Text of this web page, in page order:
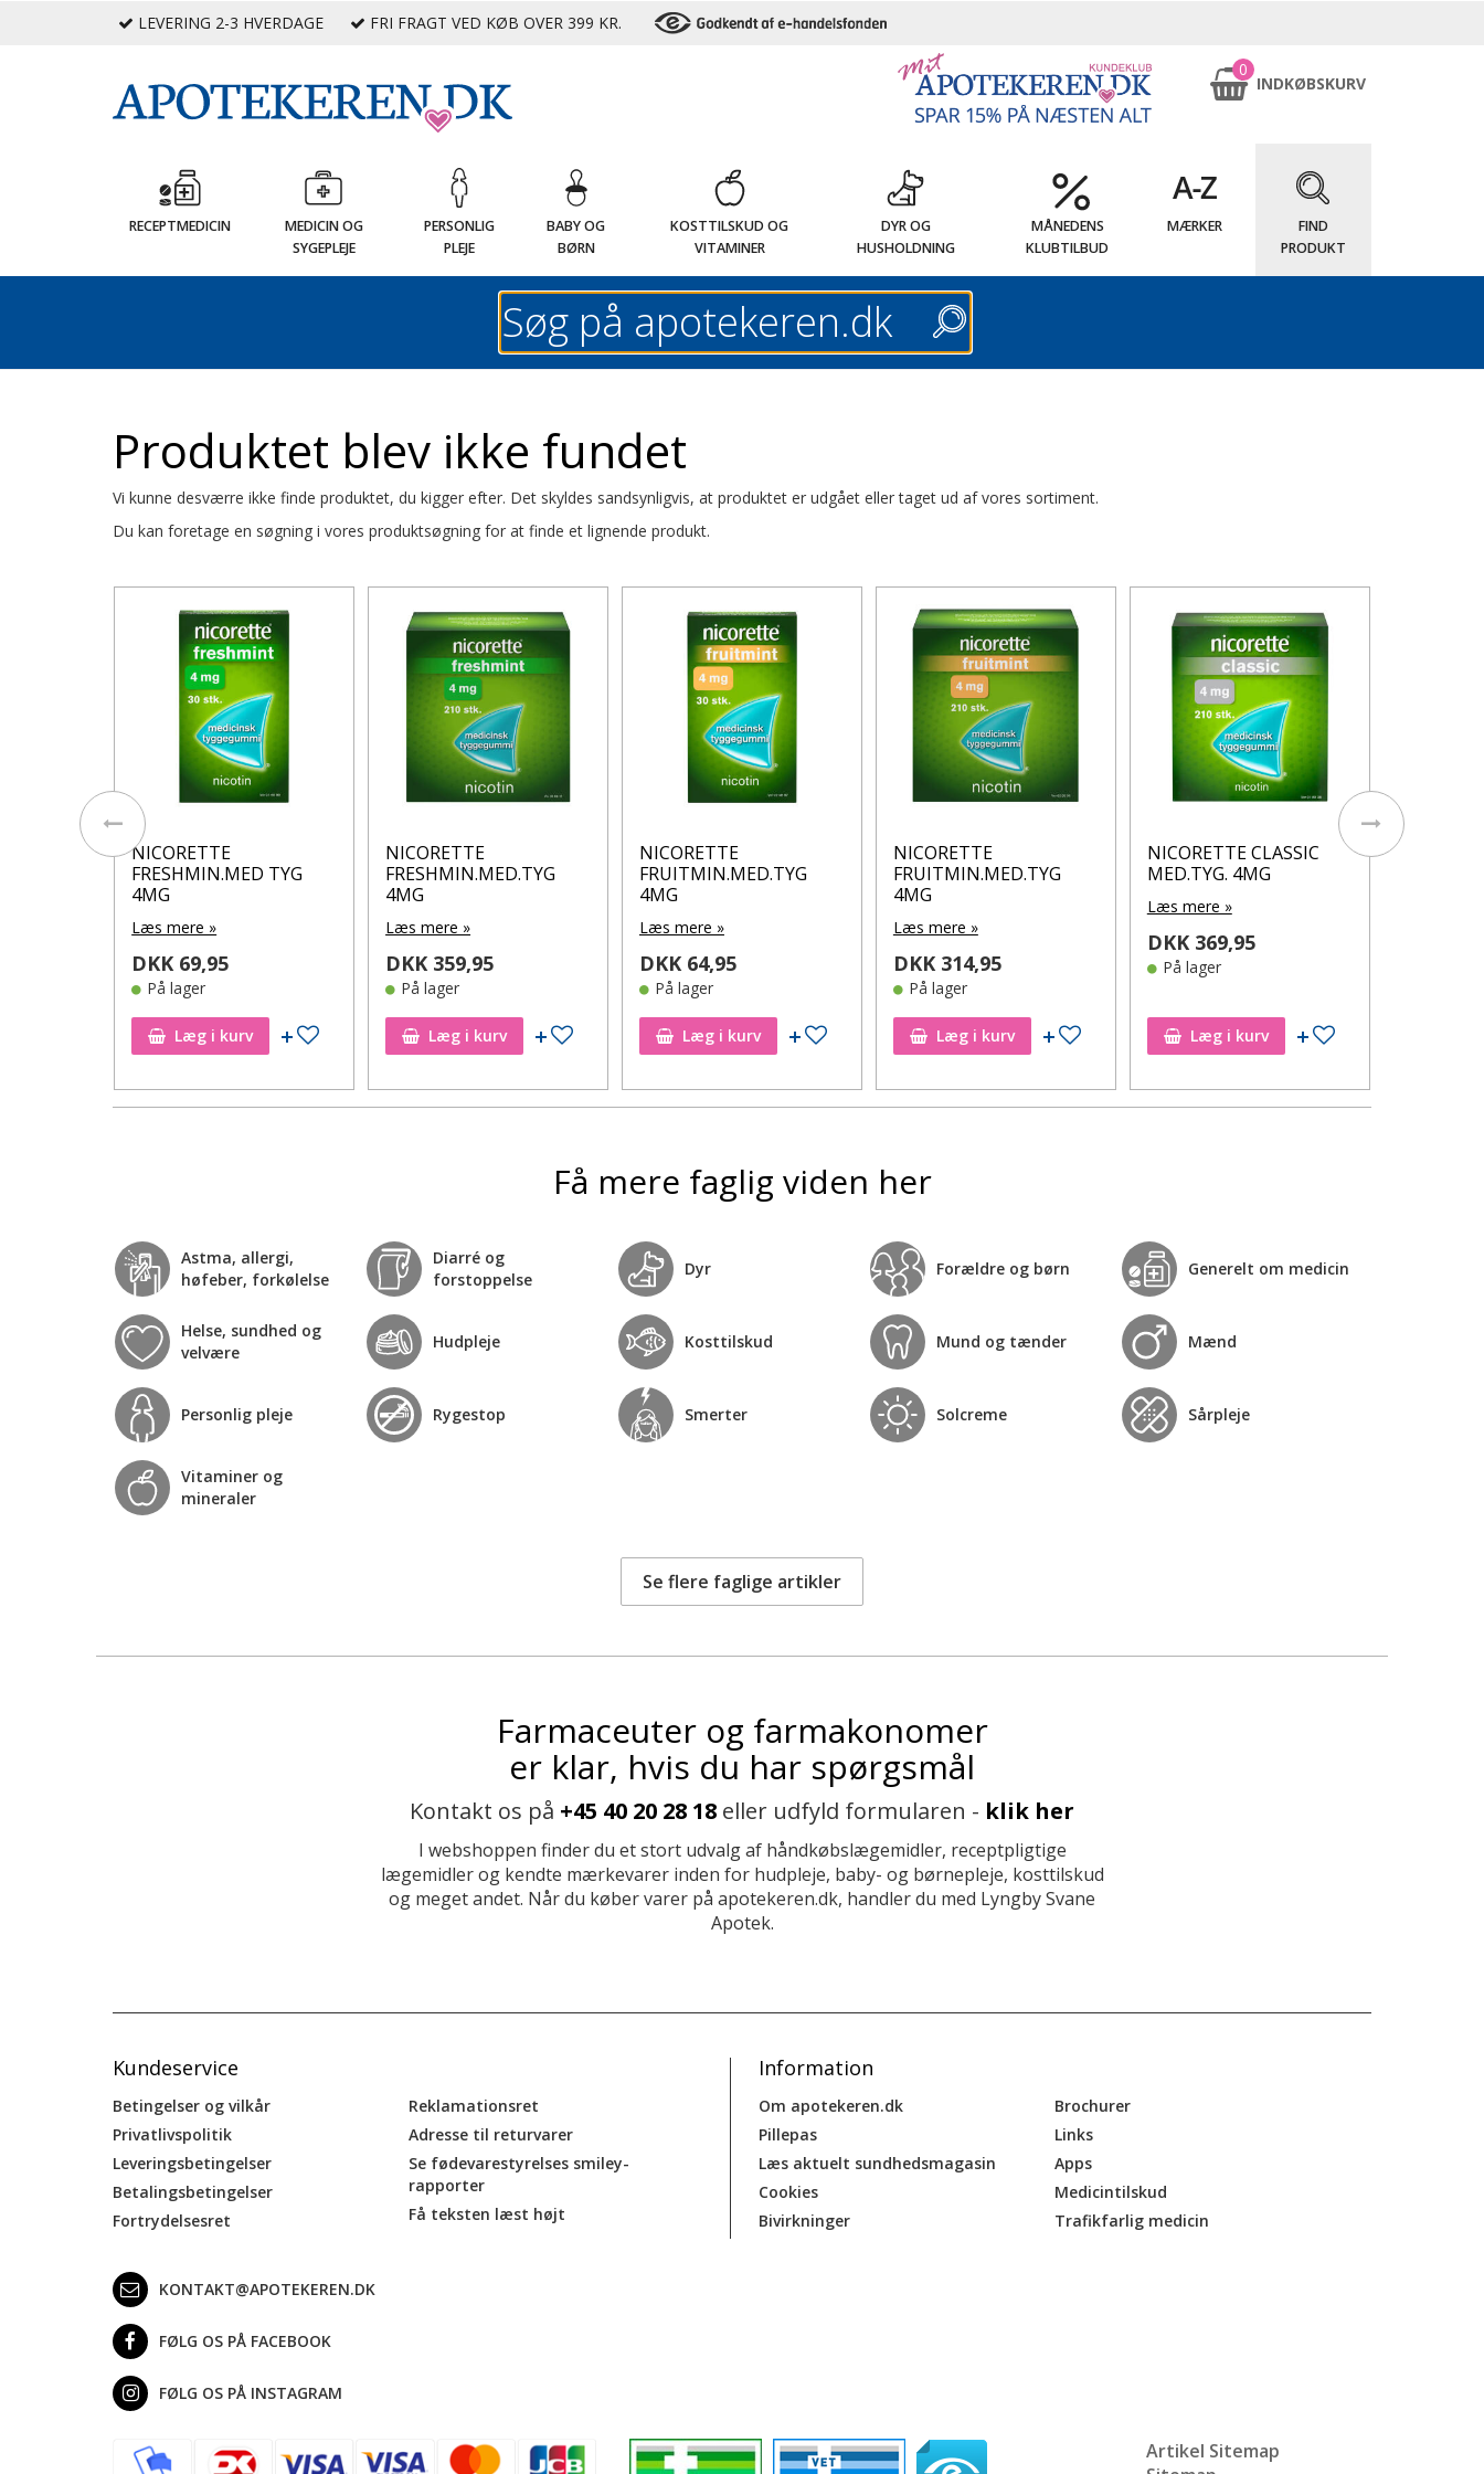
LEVERING 2-3 HVERDAGE FRI FRAGT VED KØB OVER 399 KR.
0
INDKØBSKURV
RECEPTMEDICIN
MEDICIN OG
SYGEPLEJE
PERSONLIG
PLEJE
BABY OG
BØRN
KOSTTILSKUD OG
VITAMINER
DYR OG
HUSHOLDNING
MÅNEDENS
KLUBTILBUD
MÆRKER
FIND
PRODUKT
Søg
Produktet blev ikke fundet
Vi kunne desværre ikke finde produktet, du kigger efter. Det skyldes sandsynligvis, at produktet er udgået eller taget ud af vores sortiment.
Du kan foretage en søgning i vores produktsøgning for at finde et lignende produkt.
Tilføj til ønskeseddel
NICORETTE
FRESHMIN.MED TYG
4MG
Læs mere »
DKK 69,95
På lager
Læg i kurv Tilføj til ønskeseddel
NICORETTE
FRESHMIN.MED.TYG
4MG
Læs mere »
DKK 359,95
På lager
Læg i kurv Tilføj til ønskeseddel
NICORETTE
FRUITMIN.MED.TYG
4MG
Læs mere »
DKK 64,95
På lager
Læg i kurv Tilføj til ønskeseddel
NICORETTE
FRUITMIN.MED.TYG
4MG
Læs mere »
DKK 314,95
På lager
Læg i kurv Tilføj til ønskeseddel
NICORETTE CLASSIC
MED.TYG. 4MG
Læs mere »
DKK 369,95
På lager
Læg i kurv Tilføj til ønskeseddel
Få mere faglig viden her
Astma, allergi,
høfeber, forkølelse
Diarré og
forstoppelse
Dyr Forældre og børn Generelt om medicin
Helse, sundhed og
velvære
Hudpleje Kosttilskud Mund og tænder Mænd
Personlig pleje Rygestop Smerter Solcreme Sårpleje
Vitaminer og
mineraler
Se flere faglige artikler
Farmaceuter og farmakonomer
er klar, hvis du har spørgsmål
Kontakt os på +45 40 20 28 18 eller udfyld formularen - klik her
I webshoppen finder du et stort udvalg af håndkøbslægemidler, receptpligtige
lægemidler og kendte mærkevarer inden for hudpleje, baby- og børnepleje, kosttilskud
og meget andet. Når du køber varer på apotekeren.dk, handler du med Lyngby Svane
Apotek.
Kundeservice
Betingelser og vilkår
Privatlivspolitik
Leveringsbetingelser
Betalingsbetingelser
Fortrydelsesret
Reklamationsret
Adresse til returvarer
Se fødevarestyrelses smiley-
rapporter
Få teksten læst højt
Information
Om apotekeren.dk
Pillepas
Læs aktuelt sundhedsmagasin
Cookies
Bivirkninger
Brochurer
Links
Apps
Medicintilskud
Trafikfarlig medicin
KONTAKT@APOTEKEREN.DK
FØLG OS PÅ FACEBOOK
FØLG OS PÅ INSTAGRAM
Artikel Sitemap